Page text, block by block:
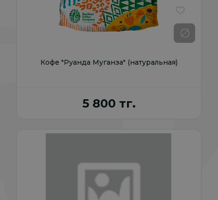
Кофе "Руанда Муганза" (натуральная)
5 800 тг.
В